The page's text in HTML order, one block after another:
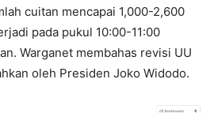
cuitan mencapai 1,000-2,600
pada pukul 10:00-11:00
Warganet membahas revisi UU
oleh Presiden Joko Widodo.